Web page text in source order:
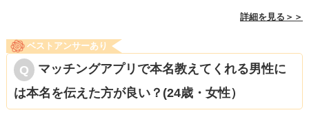
詳細を見る＞＞
ベストアンサーあり
マッチングアプリで本名教えてくれる男性に
は本名を伝えた方が良い？(24歳・女性）